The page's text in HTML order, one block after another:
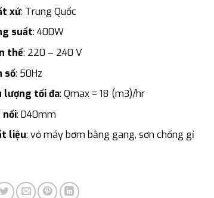
xứ: Trung Quốc
suất: 400W
thế: 220 – 240 V
số: 50Hz
lượng tối đa: Qmax = 18 (m3)/hr
nối: D40mm
liệu: vỏ máy bơm bằng gang, sơn chống gỉ